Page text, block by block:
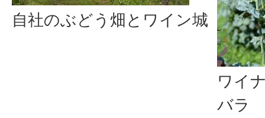
自社のぶどう畑とワイン城
ワイ
バラ